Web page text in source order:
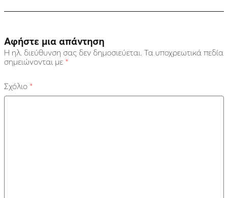
Αφήστε μια απάντηση
Η ηλ. διεύθυνση σας δεν δημοσιεύεται. Τα υποχρεωτικά πεδία
σημειώνονται με *
Σχόλιο *